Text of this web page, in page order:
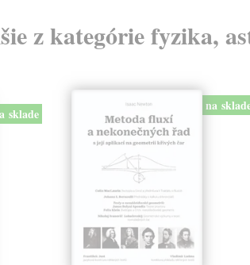
z kategórie fyzika,
sklade
na